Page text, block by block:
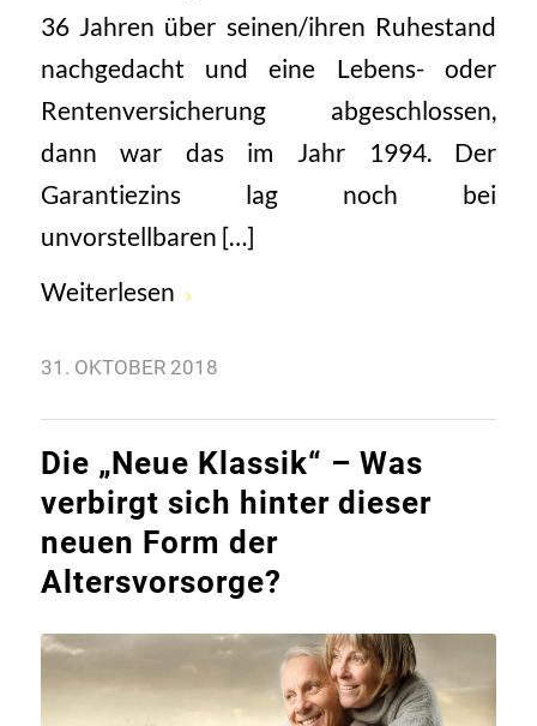
36 Jahren über seinen/ihren Ruhestand
nachgedacht und eine Lebens- oder
Rentenversicherung abgeschlossen,
dann war das im Jahr 1994. Der
Garantiezins lag noch bei
unvorstellbaren […]
Weiterlesen
31. OKTOBER 2018
Die „Neue Klassik“ – Was
verbirgt sich hinter dieser
neuen Form der
Altersvorsorge?